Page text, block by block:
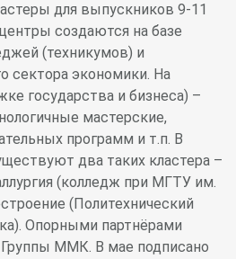
для выпускников 9-11
создаются на базе
(техникумов) и
сектора экономики. На
государства и бизнеса) –
мастерские,
программ и т.п. В
два таких кластера –
(колледж при МГТУ им.
(Политехнический
Опорными партнёрами
ММК. В мае подписано